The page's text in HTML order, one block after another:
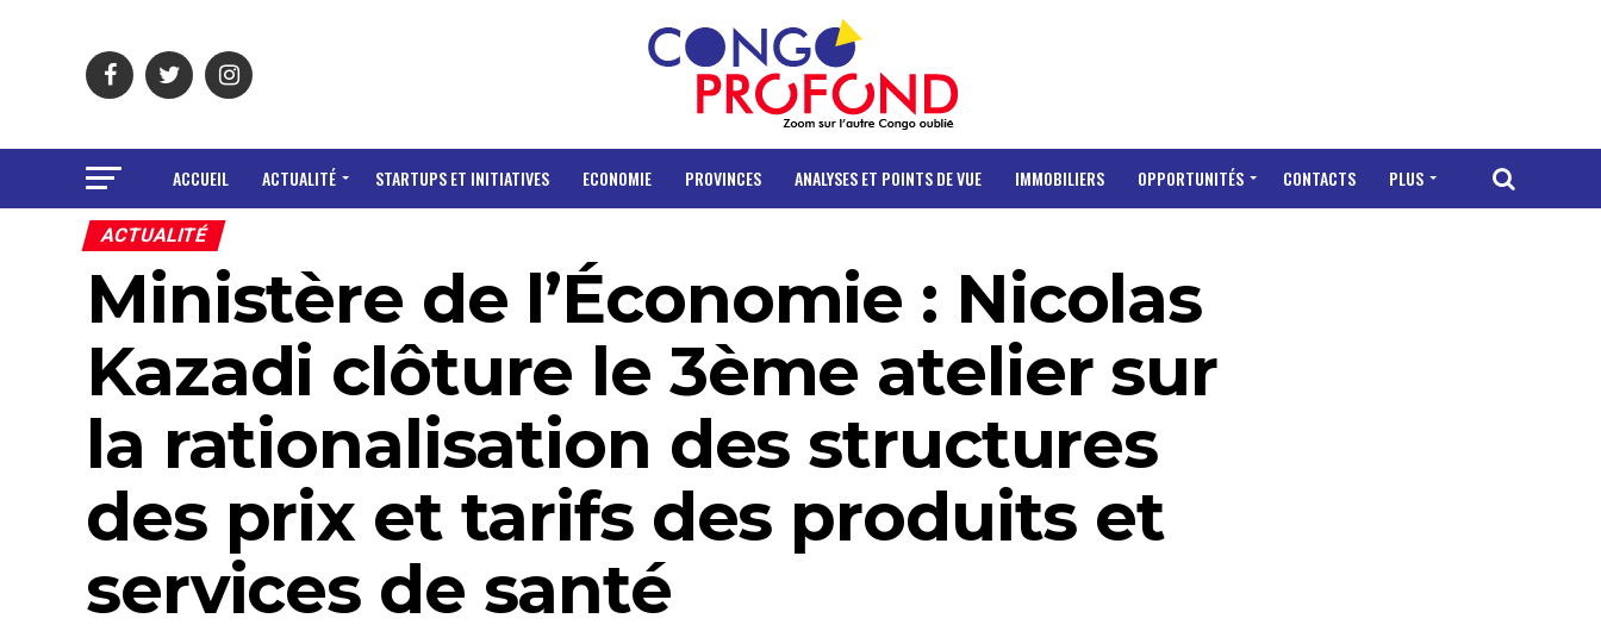
ACCUEIL ACTUALITÉ STARTUPS ET INITIATIVES ECONOMIE PROVINCES ANALYSES ET POINTS DE VUE IMMOBILIERS OPPORTUNITÉS CONTACTS PLUS
ACTUALITÉ
Ministère de l’Économie : Nicolas
Kazadi clôture le 3ème atelier sur
la rationalisation des structures
des prix et tarifs des produits et
services de santé